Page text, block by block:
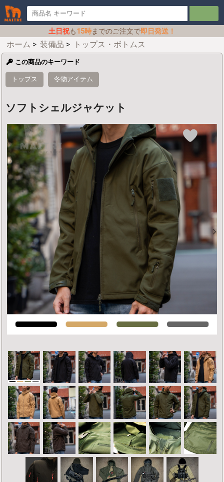
土日祝も15時までのご注文で即日発送！
ホーム > 装備品 > トップス・ボトムス
この商品のキーワード
トップス 冬物アイテム
ソフトシェルジャケット